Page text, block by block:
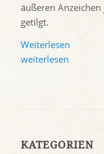
äußeren
getilgt.
Weiterlesen
weiterlesen
KATEGORIEN